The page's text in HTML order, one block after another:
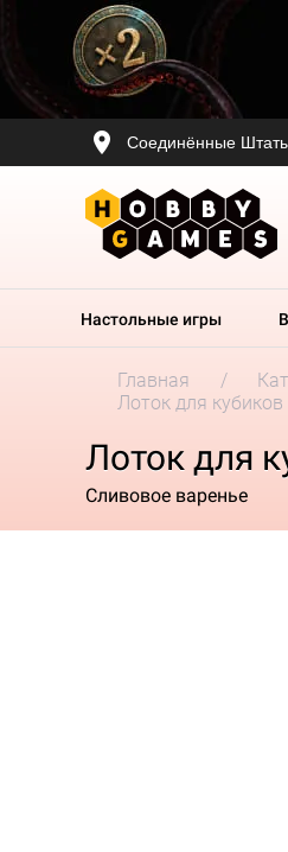
Соединённые
Настольные игры
Главная
Лоток для
Лоток для
Сливовое варенье